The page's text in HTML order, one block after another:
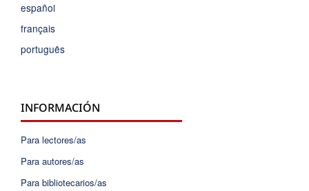
español
français
português
INFORMACIÓN
Para lectores/as
Para autores/as
Para bibliotecarios/as